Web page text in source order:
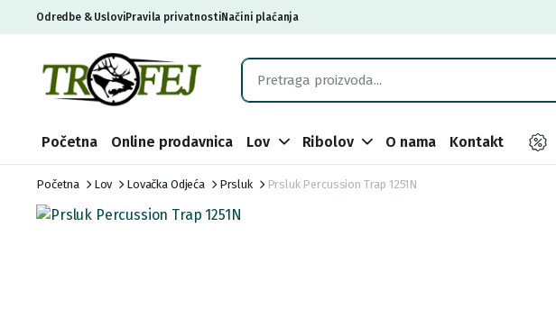
Odredbe & UsloviPravila privatnostiNačini plaćanja
Početna Online prodavnica Lov Ribolov O nama Kontakt
Početna Lov Lovačka Odjeća Prsluk Prsluk Percussion Trap 1251N